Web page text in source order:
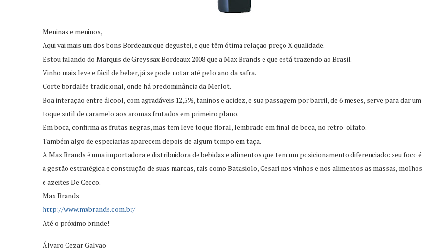
Meninas e meninos,
Aqui vai mais um dos bons Bordeaux que degustei, e que têm ótima relação preço X qualidade.
Estou falando do Marquis de Greyssax Bordeaux 2008 que a Max Brands e que está trazendo ao Brasil.
Vinho mais leve e fácil de beber, já se pode notar até pelo ano da safra.
Corte bordalês tradicional, onde há predominância da Merlot.
Boa interação entre álcool, com agradáveis 12,5%, taninos e acidez, e sua passagem por barril, de 6 meses, serve para dar um
toque sutil de caramelo aos aromas frutados em primeiro plano.
Em boca, confirma as frutas negras, mas tem leve toque floral, lembrado em final de boca, no retro-olfato.
Também algo de especiarias aparecem depois de algum tempo em taça.
A Max Brands é uma importadora e distribuidora de bebidas e alimentos que tem um posicionamento diferenciado: seu foco é
a gestão estratégica e construção de suas marcas, tais como Batasiolo, Cesari nos vinhos e nos alimentos as massas, molhos
e azeites De Cecco.
Max Brands
http://www.mxbrands.com.br/
Até o próximo brinde!
Álvaro Cezar Galvão